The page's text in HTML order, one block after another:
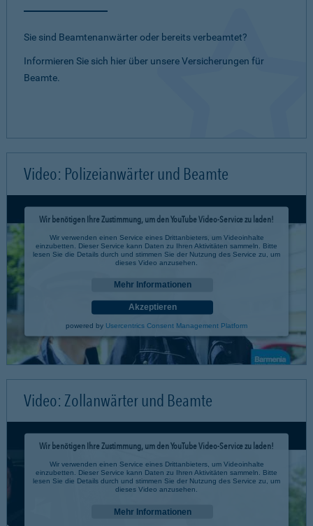
Sie sind Beamtenanwärter oder bereits verbeamtet?
Informieren Sie sich hier über unsere Versicherungen für
Beamte.
Video: Polizeianwärter und Beamte
Wir benötigen Ihre Zustimmung, um den YouTube Video-Service zu laden!
Wir verwenden einen Service eines Drittanbieters, um Videoinhalte
einzubetten. Dieser Service kann Daten zu Ihren Aktivitäten sammeln. Bitte
lesen Sie die Details durch und stimmen Sie der Nutzung des Service zu, um
dieses Video anzusehen.
Mehr Informationen
Akzeptieren
powered by Usercentrics Consent Management Platform
Video: Zollanwärter und Beamte
Wir benötigen Ihre Zustimmung, um den YouTube Video-Service zu laden!
Wir verwenden einen Service eines Drittanbieters, um Videoinhalte
einzubetten. Dieser Service kann Daten zu Ihren Aktivitäten sammeln. Bitte
lesen Sie die Details durch und stimmen Sie der Nutzung des Service zu, um
dieses Video anzusehen.
Mehr Informationen